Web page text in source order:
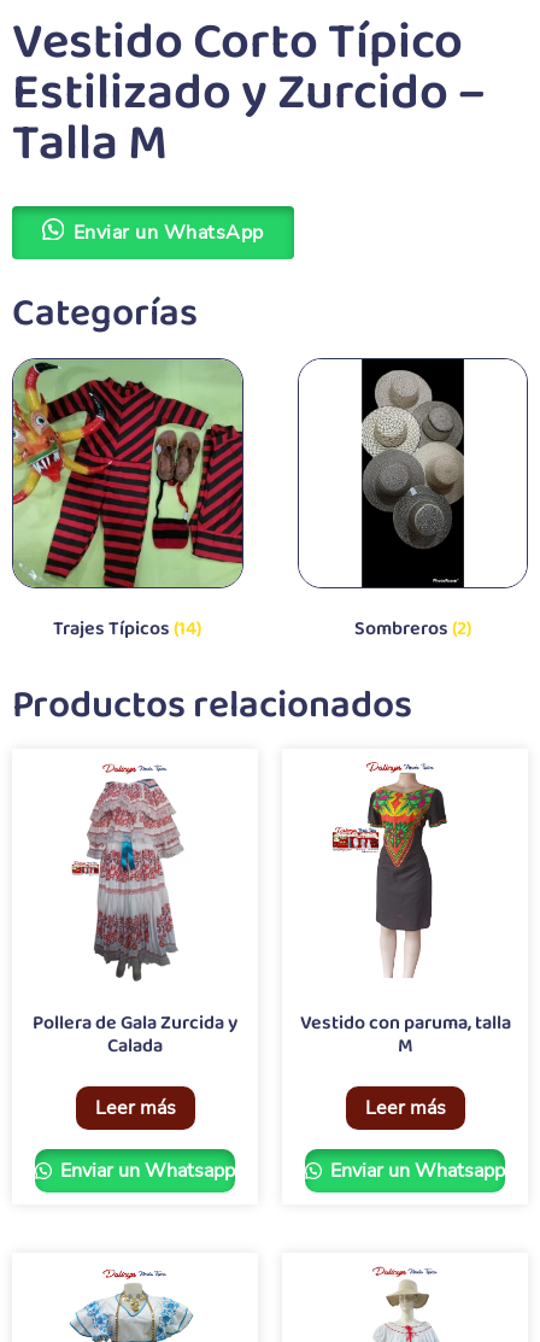
Vestido Corto Típico
Estilizado y Zurcido –
Talla M
Enviar un WhatsApp
Categorías
Trajes Típicos(14) Sombreros(2)
Productos relacionados
Pollera de Gala Zurcida y
Calada
Leer más
Enviar un Whatsapp
Vestido con paruma, talla
M
Leer más
Enviar un Whatsapp